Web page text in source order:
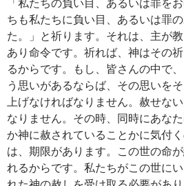
ちも私たちに負い目、あるいは罪
た。」と祈ります。それは、主が
あり命令です。祈れば、神はその
るからです。もし、皆さんの中で
う思いがあるならば、その思いを
上げなければなりません。赦せな
なりません。その時、同時にあな
か神に赦されていることかに気付
は、期限があります。この世の命
れるからです。私たちがこの世に
れた神の赦しを受け取る必要があり